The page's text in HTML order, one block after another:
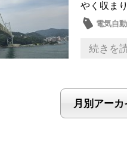
やく収ま
電気自
オーナ
続きを